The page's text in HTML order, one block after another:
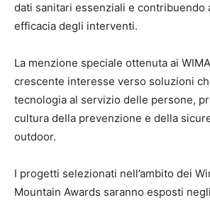
dati sanitari essenziali e contribuendo
efficacia degli interventi.
La menzione speciale ottenuta ai
crescente interesse verso soluzioni
tecnologia al servizio delle persone,
cultura della prevenzione e della
outdoor.
I progetti selezionati nell’ambito dei
Mountain Awards saranno esposti